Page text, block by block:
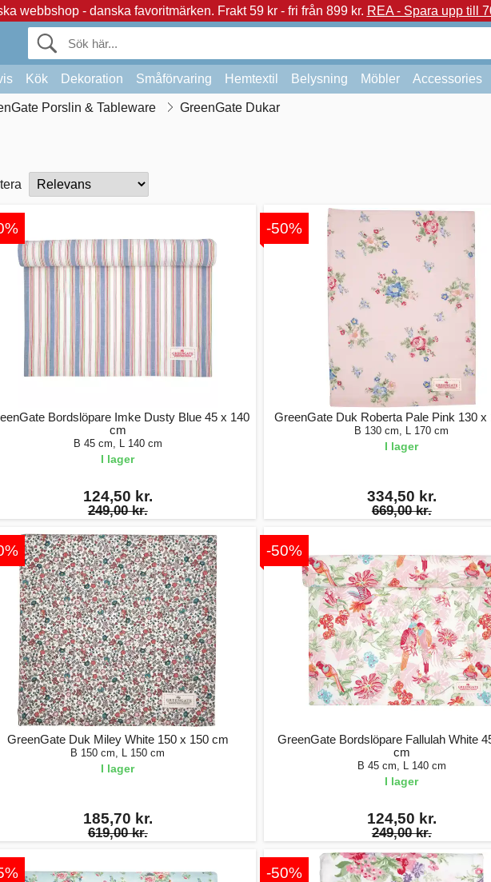
webbshop - danska favoritmärken. Frakt 59 kr - fri från 899 kr. REA - Spara upp till
Kök Dekoration Småförvaring Hemtextil Belysning Möbler Accessories
Porslin & Tableware GreenGate Dukar
Bordslöpare Imke Dusty Blue 45 x 140
cm
B 45 cm, L 140 cm
I lager
124,50 kr.
249,00 kr.
-50%
GreenGate Duk Roberta Pale Pink 130 x
B 130 cm, L 170 cm
I lager
334,50 kr.
669,00 kr.
GreenGate Duk Miley White 150 x 150 cm
B 150 cm, L 150 cm
I lager
185,70 kr.
619,00 kr.
-50%
GreenGate Bordslöpare Fallulah White
cm
B 45 cm, L 140 cm
I lager
124,50 kr.
249,00 kr.
-50%